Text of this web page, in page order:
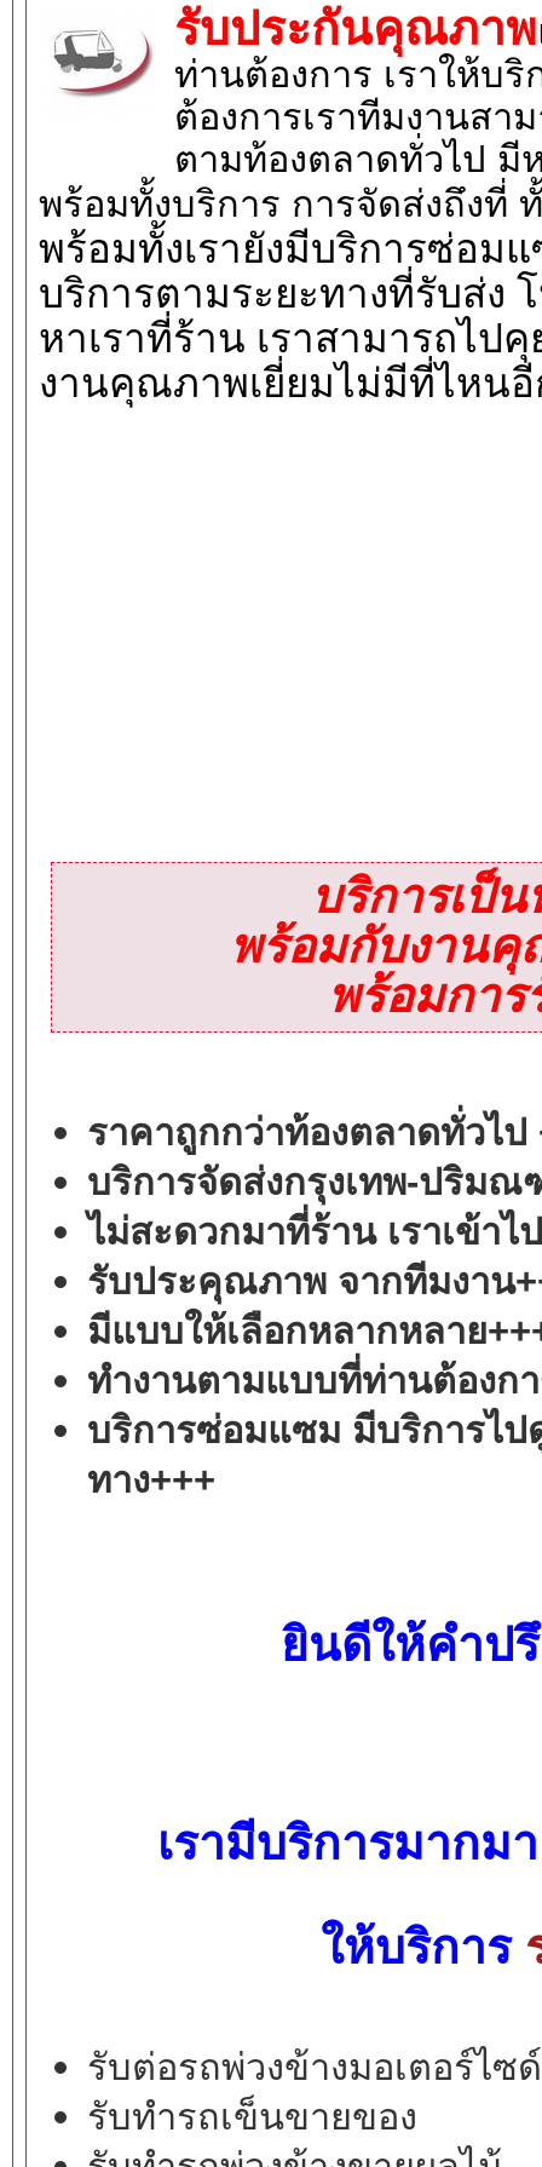
รับประกันคุณภาพ
ท่านต้องการ เราให้บ
ต้องการเราทีมงานสา
ตามท้องตลาดทั่วไป มี
พร้อมทั้งบริการ การจัดส่งถึงที่
พร้อมทั้งเรายังมีบริการซ่อม
บริการตามระยะทางที่รับส่ง
หาเราที่ร้าน เราสามารถไป
งานคุณภาพเยี่ยมไม่มีที่ไหน
บริการเป็
พร้อมกับงาน
พร้อมกา
ราคาถูกกว่าท้องตลาดทั่วไป
บริการจัดส่งกรุงเทพ-ปริมณ
ไม่สะดวกมาที่ร้าน เราเข้า
รับประคุณภาพ จากทีมงาน
มีแบบให้เลือกหลากหลาย
ทำงานตามแบบที่ท่านต้องก
บริการซ่อมแซม มีบริการไ
ทาง+++
ยินดีให้คำป
เรามีบริการมากม
ให้บริการ
รับต่อรถพ่วงข้างมอเตอร์ไซ
รับทำรถเข็นขายของ